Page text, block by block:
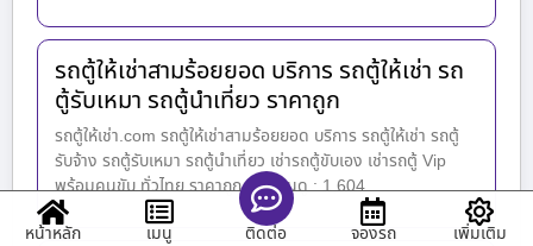
รถตู้ให้เช่าสามร้อยยอด บริการ รถตู้ให้เช่า รถ
ตู้รับเหมา รถตู้นำเที่ยว ราคาถูก
รถตู้ให้เช่า.com รถตู้ให้เช่าสามร้อยยอด บริการ รถตู้ให้เช่า รถตู้
รับจ้าง รถตู้รับเหมา รถตู้นำเที่ยว เช่ารถตู้ขับเอง เช่ารถตู้ Vip
พร้อมคนขับ ทั่วไทย ราคาถูก ยอดคนดู : 1,604
หน้าหลัก
เมนู ติดต่อ จองรถ เพิ่มเติม